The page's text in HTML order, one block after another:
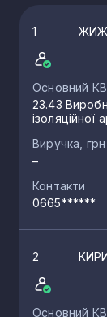
1
Основний
23.43
ізоляційної
Виручка, грн
–
Контакти
0665******
2
Основний